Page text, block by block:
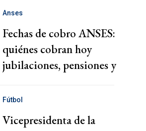
Anses
Fechas de cobro ANSES:
quiénes cobran hoy
jubilaciones, pensiones y
Fútbol
Vicepresidenta de la